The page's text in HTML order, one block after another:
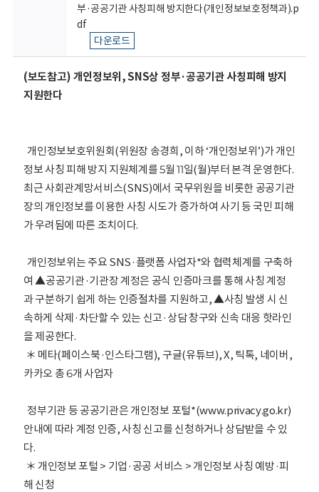
부·공공기관 사칭피해 방지한다(개인정보보호정책과).p
df
다운로드
(보도참고) 개인정보위, SNS상 정부·공공기관 사칭피해 방지
지원한다
개인정보보호위원회(위원장 송경희, 이하 ‘개인정보위’)가 개인
정보 사칭 피해 방지 지원체계를 5월 11일(월)부터 본격 운영한다.
최근 사회관계망서비스(SNS)에서 국무위원을 비롯한 공공기관
장의 개인정보를 이용한 사칭 시도가 증가하여 사기 등 국민 피해
가 우려됨에 따른 조치이다.
개인정보위는 주요 SNS·플랫폼 사업자*와 협력체계를 구축하
여 ▲공공기관·기관장 계정은 공식 인증마크를 통해 사칭 계정
과 구분하기 쉽게 하는 인증절차를 지원하고, ▲사칭 발생 시 신
속하게 삭제·차단할 수 있는 신고·상담 창구와 신속 대응 핫라인
을 제공한다.
＊ 메타(페이스북·인스타그램), 구글(유튜브), X, 틱톡, 네이버,
카카오 총 6개 사업자
정부기관 등 공공기관은 개인정보 포털*(www.privacy.go.kr)
안내에 따라 계정 인증, 사칭 신고를 신청하거나 상담받을 수 있
다.
＊ 개인정보 포털 > 기업·공공 서비스 > 개인정보 사칭 예방·피
해 신청